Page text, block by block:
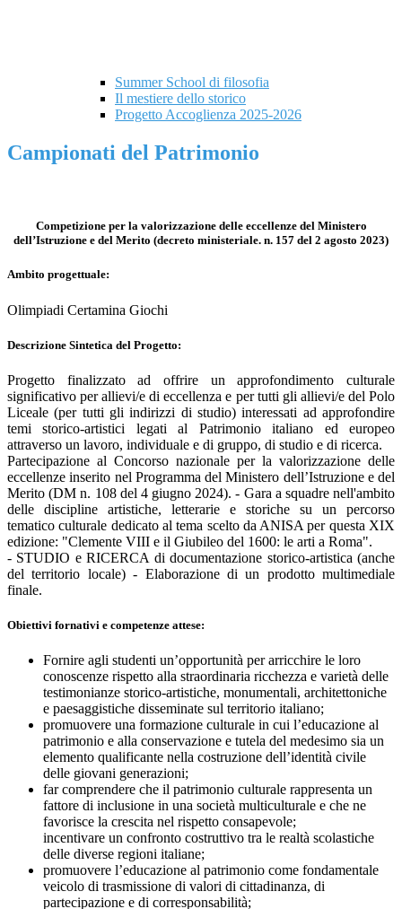
Summer School di filosofia
Il mestiere dello storico
Progetto Accoglienza 2025-2026
Campionati del Patrimonio
Competizione per la valorizzazione delle eccellenze del Ministero
dell’Istruzione e del Merito (decreto ministeriale. n. 157 del 2 agosto 2023)
Ambito progettuale:
Olimpiadi Certamina Giochi
Descrizione Sintetica del Progetto:
Progetto finalizzato ad offrire un approfondimento culturale
significativo per allievi/e di eccellenza e per tutti gli allievi/e del Polo
Liceale (per tutti gli indirizzi di studio) interessati ad approfondire
temi storico-artistici legati al Patrimonio italiano ed europeo
attraverso un lavoro, individuale e di gruppo, di studio e di ricerca.
Partecipazione al Concorso nazionale per la valorizzazione delle
eccellenze inserito nel Programma del Ministero dell’Istruzione e del
Merito (DM n. 108 del 4 giugno 2024). - Gara a squadre nell'ambito
delle discipline artistiche, letterarie e storiche su un percorso
tematico culturale dedicato al tema scelto da ANISA per questa XIX
edizione: "Clemente VIII e il Giubileo del 1600: le arti a Roma".
- STUDIO e RICERCA di documentazione storico-artistica (anche
del territorio locale) - Elaborazione di un prodotto multimediale
finale.
Obiettivi fornativi e competenze attese:
Fornire agli studenti un’opportunità per arricchire le loro
conoscenze rispetto alla straordinaria ricchezza e varietà delle
testimonianze storico-artistiche, monumentali, architettoniche
e paesaggistiche disseminate sul territorio italiano;
promuovere una formazione culturale in cui l’educazione al
patrimonio e alla conservazione e tutela del medesimo sia un
elemento qualificante nella costruzione dell’identità civile
delle giovani generazioni;
far comprendere che il patrimonio culturale rappresenta un
fattore di inclusione in una società multiculturale e che ne
favorisce la crescita nel rispetto consapevole;
incentivare un confronto costruttivo tra le realtà scolastiche
delle diverse regioni italiane;
promuovere l’educazione al patrimonio come fondamentale
veicolo di trasmissione di valori di cittadinanza, di
partecipazione e di corresponsabilità;